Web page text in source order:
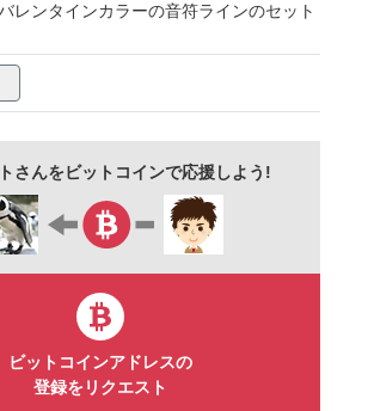
レンタインカラーの音符ラインのセット
さんをビットコインで応援しよう!
ビットコインアドレスの
登録をリクエスト